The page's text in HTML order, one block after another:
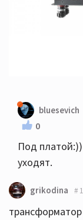
bluesevich
0
Под
уходят.
grikodina